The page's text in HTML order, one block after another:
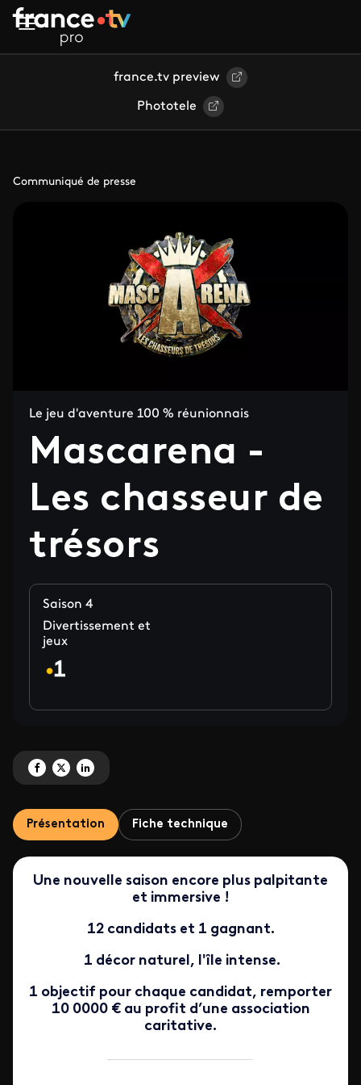
Aller au contenu principal
france.tv preview
Phototele
Communiqué de presse
Le jeu d'aventure 100 % réunionnais
Mascarena -
Les chasseur de
trésors
Saison 4
Divertissement et
jeux
Partagez 'Mascarena - Les chasseur de trésors' sur Facebook
Partagez 'Mascarena - Les chasseur de trésors' sur X
Partagez 'Mascarena - Les chasseur de trésors' sur LinkedIn
Présentation Fiche technique
Une nouvelle saison encore plus palpitante
et immersive !
12 candidats et 1 gagnant.
1 décor naturel, l'île intense.
1 objectif pour chaque candidat, remporter
10 0000 € au profit d’une association
caritative.